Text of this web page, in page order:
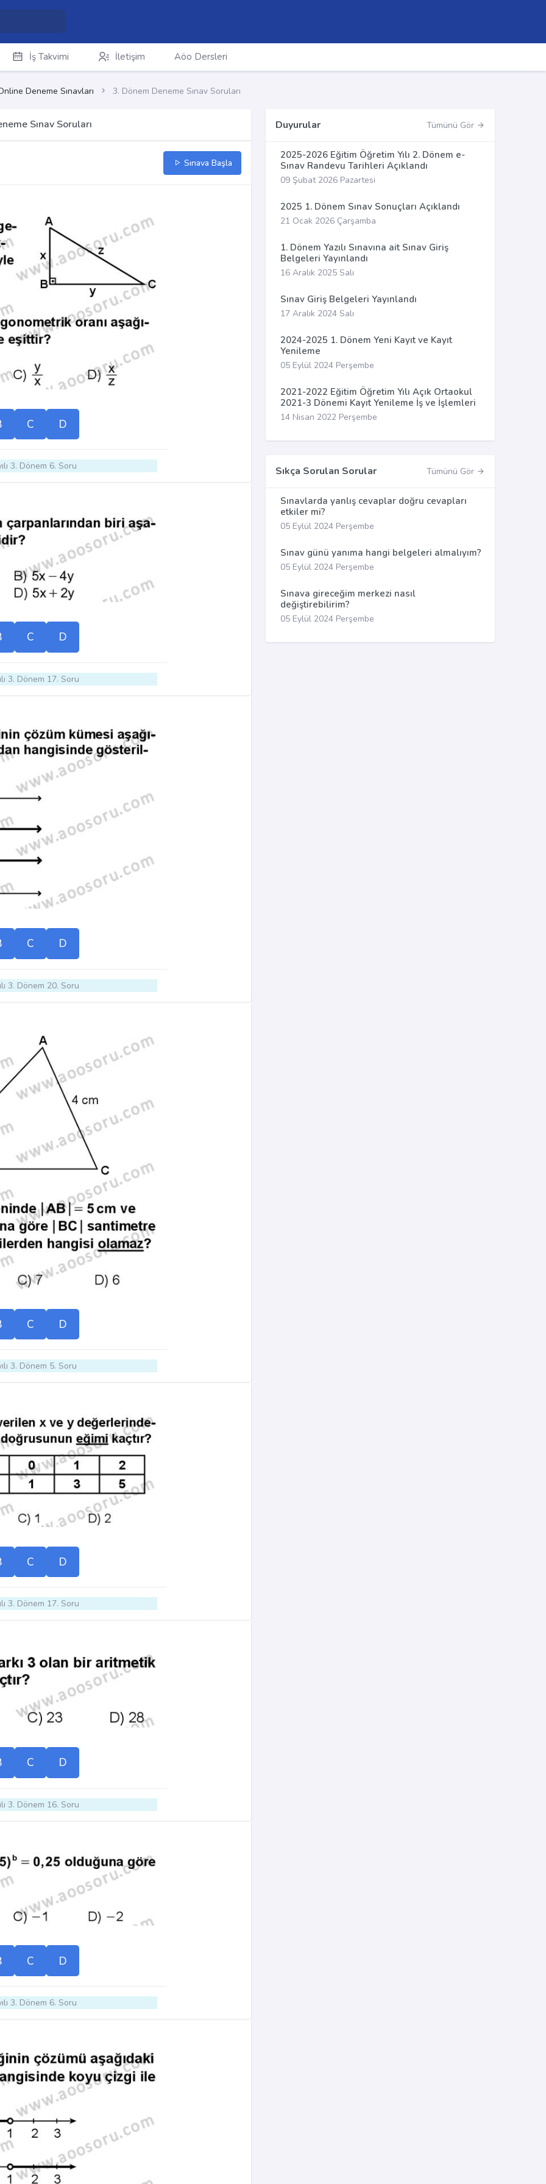
İş Takvimi İletişim Aöo Dersleri
Deneme Sınavları 3. Dönem Deneme Sınav Soruları
Sınav Soruları
Sınava Başla
C D
3. Dönem 6. Soru
C D
3. Dönem 17. Soru
C D
3. Dönem 20. Soru
C D
3. Dönem 5. Soru
C D
3. Dönem 17. Soru
C D
3. Dönem 16. Soru
C D
3. Dönem 6. Soru
Duyurular Tümünü Gör
2025-2026 Eğitim Öğretim Yılı 2. Dönem e-
Sınav Randevu Tarihleri Açıklandı
09 Şubat 2026 Pazartesi
2025 1. Dönem Sınav Sonuçları Açıklandı
21 Ocak 2026 Çarşamba
1. Dönem Yazılı Sınavına ait Sınav Giriş
Belgeleri Yayınlandı
16 Aralık 2025 Salı
Sınav Giriş Belgeleri Yayınlandı
17 Aralık 2024 Salı
2024-2025 1. Dönem Yeni Kayıt ve Kayıt
Yenileme
05 Eylül 2024 Perşembe
2021-2022 Eğitim Öğretim Yılı Açık Ortaokul
2021-3 Dönemi Kayıt Yenileme İş ve İşlemleri
14 Nisan 2022 Perşembe
Sıkça Sorulan Sorular Tümünü Gör
Sınavlarda yanlış cevaplar doğru cevapları
etkiler mi?
05 Eylül 2024 Perşembe
Sınav günü yanıma hangi belgeleri almalıyım?
05 Eylül 2024 Perşembe
Sınava gireceğim merkezi nasıl
değiştirebilirim?
05 Eylül 2024 Perşembe